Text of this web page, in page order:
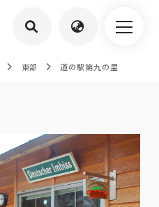
東部 道の駅第九の里